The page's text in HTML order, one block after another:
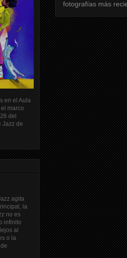
fotografías más
en el Aula
marco
del
Jazz de
agita
la
no es
infinito
al
o la